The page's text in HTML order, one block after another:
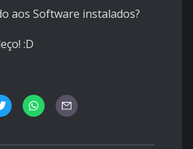
aos Software instalados?
:D